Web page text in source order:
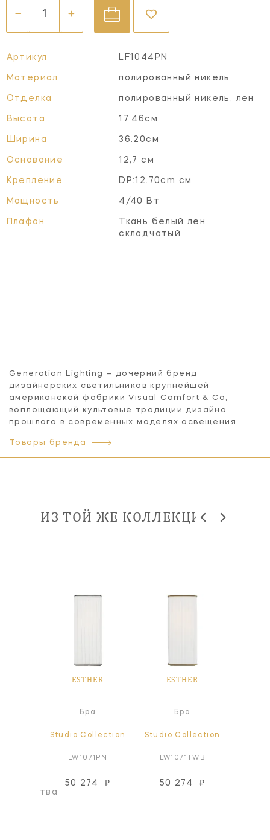
Артикул LF1044PN
Материал полированный никель
Отделка полированный никель, лен
Высота 17.46см
Ширина 36.20см
Основание 12,7 см
Крепление DP:12.70cm см
Мощность 4/40 Вт
Плафон
Ткань белый лен
складчатый
Generation Lighting – дочерний бренд
дизайнерских светильников крупнейшей
американской фабрики Visual Comfort & Co,
воплощающий культовые традиции дизайна
прошлого в современных моделях освещения.
Товары бренда
ИЗ ТОЙ ЖЕ КОЛЛЕКЦИИ
ESTHER
Бра
Studio Collection
LW1071PN
50 274 ₽
ESTHER
Бра
Studio Collection
LW1071TWB
50 274 ₽